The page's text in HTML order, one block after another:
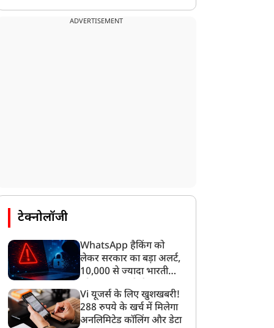
ADVERTISEMENT
टेक्नोलॉजी
WhatsApp हैकिंग को
लेकर सरकार का बड़ा अलर्ट,
10,000 से ज्यादा भारतीयों
गया
Vi यूजर्स के लिए खुशखबरी!
288 रुपये के खर्च में मिलेगा
अनलिमिटेड कॉलिंग और डेटा